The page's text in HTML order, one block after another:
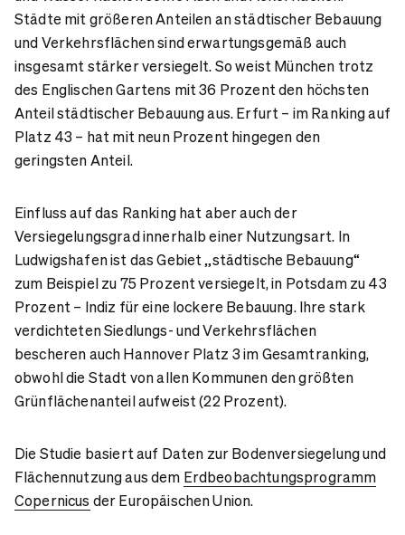
Städte mit größeren Anteilen an städtischer Bebauung
und Verkehrsflächen sind erwartungsgemäß auch
insgesamt stärker versiegelt. So weist München trotz
des Englischen Gartens mit 36 Prozent den höchsten
Anteil städtischer Bebauung aus. Erfurt – im Ranking auf
Platz 43 – hat mit neun Prozent hingegen den
geringsten Anteil.
Einfluss auf das Ranking hat aber auch der
Versiegelungsgrad innerhalb einer Nutzungsart. In
Ludwigshafen ist das Gebiet „städtische Bebauung“
zum Beispiel zu 75 Prozent versiegelt, in Potsdam zu 43
Prozent – Indiz für eine lockere Bebauung. Ihre stark
verdichteten Siedlungs- und Verkehrsflächen
bescheren auch Hannover Platz 3 im Gesamtranking,
obwohl die Stadt von allen Kommunen den größten
Grünflächenanteil aufweist (22 Prozent).
Die Studie basiert auf Daten zur Bodenversiegelung und
Flächennutzung aus dem Erdbeobachtungsprogramm
Copernicus der Europäischen Union.